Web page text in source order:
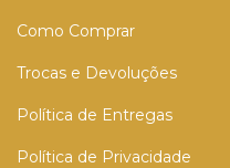
Como Comprar
Trocas e Devoluções
Política de Entregas
Política de Privacidade